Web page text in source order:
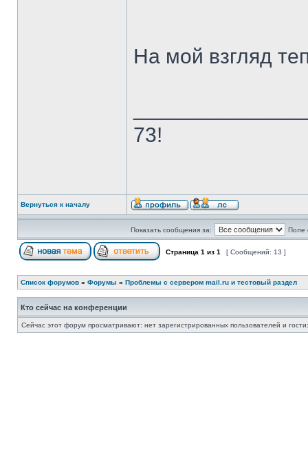
На мой взгляд
73!
Вернуться к началу
Показать сообщения за: Поле
Страница 1 из 1 [ Сообщений: 13 ]
Список форумов » Форумы » Проблемы с сервером mail.ru и тестовый раздел
Кто сейчас на конференции
Сейчас этот форум просматривают: нет зарегистрированных пользователей и